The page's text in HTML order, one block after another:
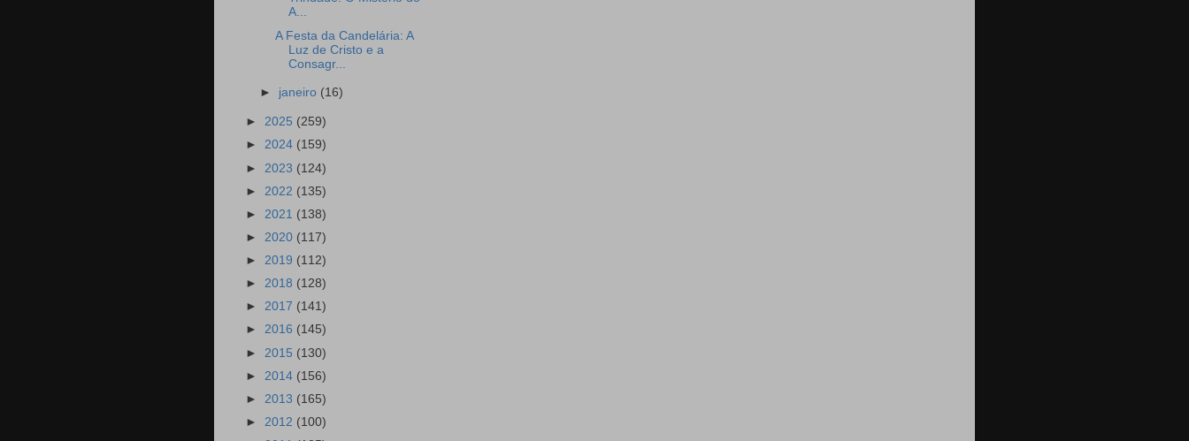
A...
A Festa da Candelária: A
Luz de Cristo e a
Consagr...
► janeiro (16)
► 2025 (259)
► 2024 (159)
► 2023 (124)
► 2022 (135)
► 2021 (138)
► 2020 (117)
► 2019 (112)
► 2018 (128)
► 2017 (141)
► 2016 (145)
► 2015 (130)
► 2014 (156)
► 2013 (165)
► 2012 (100)